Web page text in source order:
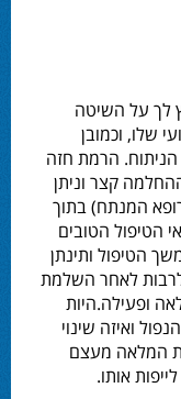
לך על השיטה
שלו, וכמובן
הרמת חזה
קצר וניתן
המנתח) בתוך
הטיפול הטובים
הטיפול ותינתן
לאחר השלמת
ופעילה.היות
ואיזה שינוי
המלאה מעצם
אותו.